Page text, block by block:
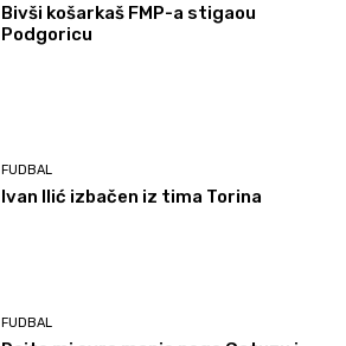
Bivši košarkaš FMP-a stigaou
Podgoricu
FUDBAL
Ivan Ilić izbačen iz tima Torina
FUDBAL